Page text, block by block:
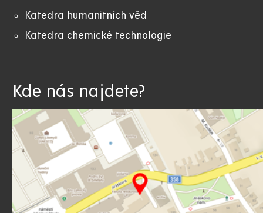
Katedra humanitních věd
Katedra chemické technologie
Kde nás najdete?